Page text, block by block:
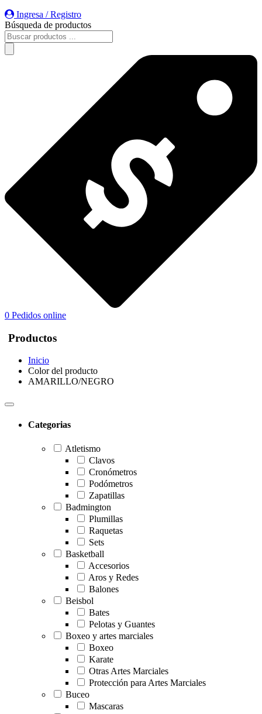
Ingresa / Registro
Búsqueda de productos
0 Pedidos online
Productos
Inicio
Color del producto
AMARILLO/NEGRO
Categorias
Atletismo
Clavos
Cronómetros
Podómetros
Zapatillas
Badmington
Plumillas
Raquetas
Sets
Basketball
Accesorios
Aros y Redes
Balones
Beisbol
Bates
Pelotas y Guantes
Boxeo y artes marciales
Boxeo
Karate
Otras Artes Marciales
Protección para Artes Marciales
Buceo
Mascaras